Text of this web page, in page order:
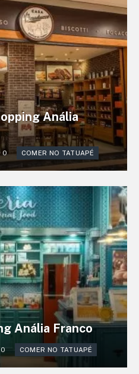
Anália
0 COMER NO TATUAPÉ
Anália Franco
0 COMER NO TATUAPÉ